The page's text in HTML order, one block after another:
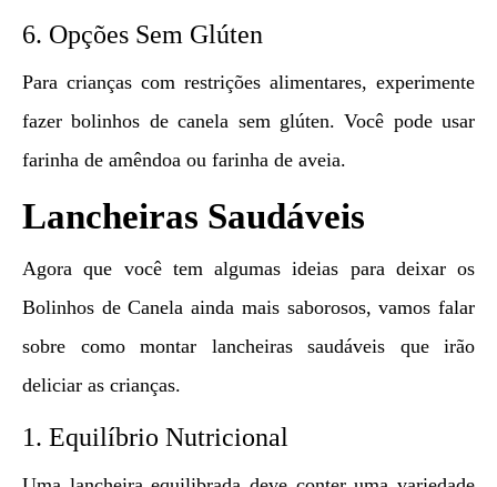
6. Opções Sem Glúten
Para crianças com restrições alimentares, experimente
fazer bolinhos de canela sem glúten. Você pode usar
farinha de amêndoa ou farinha de aveia.
Lancheiras Saudáveis
Agora que você tem algumas ideias para deixar os
Bolinhos de Canela ainda mais saborosos, vamos falar
sobre como montar lancheiras saudáveis que irão
deliciar as crianças.
1. Equilíbrio Nutricional